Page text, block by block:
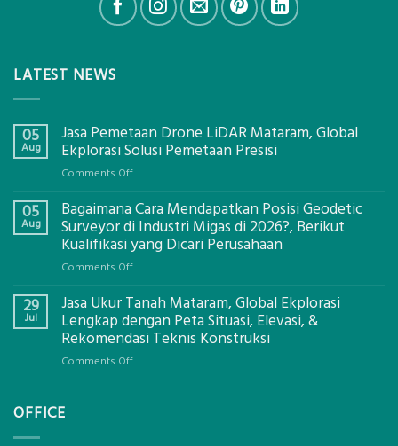
LATEST NEWS
05
Aug
Jasa Pemetaan Drone LiDAR Mataram, Global
Ekplorasi Solusi Pemetaan Presisi
Comments Offon
Pemetaan
Drone
LiDAR
Solusi
Pemetaan
Presisi
05
Aug
Bagaimana Cara Mendapatkan Posisi Geodetic
Surveyor di Industri Migas di 2026?, Berikut
Kualifikasi yang Dicari Perusahaan
Comments Offon
Cara
Mendapatkan
Posisi
29
Jul
Jasa Ukur Tanah Mataram, Global Ekplorasi
Lengkap dengan Peta Situasi, Elevasi, &
Rekomendasi Teknis Konstruksi
Comments Offon
OFFICE